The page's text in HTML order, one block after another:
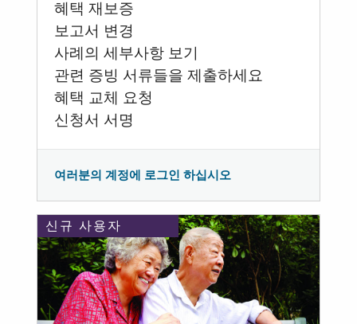
혜택 재보증
보고서 변경
사례의 세부사항 보기
관련 증빙 서류들을 제출하세요
혜택 교체 요청
신청서 서명
여러분의 계정에 로그인 하십시오
신규 사용자